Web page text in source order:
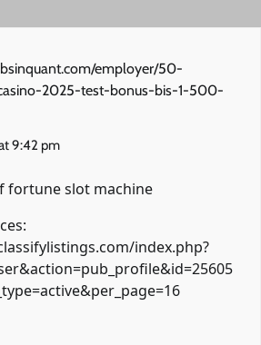
employer/50-
2025-test-bonus-bis-1-500-
9:42 pm
fortune slot machine
index.php?